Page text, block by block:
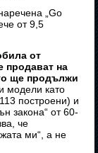
„Go
от 9,5
от
продават на
ще продължи
модели като
построени) и
закона“ от 60-
че
ми“, а не